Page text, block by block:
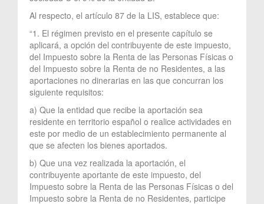
Al respecto, el artículo 87 de la LIS, establece que:
“1. El régimen previsto en el presente capítulo se
aplicará, a opción del contribuyente de este impuesto,
del Impuesto sobre la Renta de las Personas Físicas o
del Impuesto sobre la Renta de no Residentes, a las
aportaciones no dinerarias en las que concurran los
siguiente requisitos:
a) Que la entidad que recibe la aportación sea
residente en territorio español o realice actividades en
este por medio de un establecimiento permanente al
que se afecten los bienes aportados.
b) Que una vez realizada la aportación, el
contribuyente aportante de este impuesto, del
Impuesto sobre la Renta de las Personas Físicas o del
Impuesto sobre la Renta de no Residentes, participe